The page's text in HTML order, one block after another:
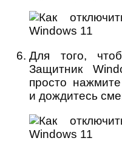
Для того,
Защитник
просто
и дождитесь